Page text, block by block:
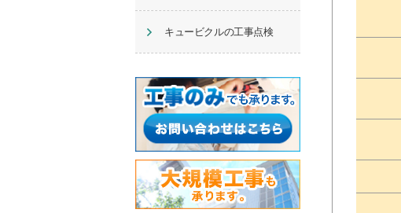
キュービクルの工事点検